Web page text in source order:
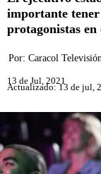
importante
protagonistas en
Por: Caracol
13 de Jul, 2021
Actualizado: 13 de jul,